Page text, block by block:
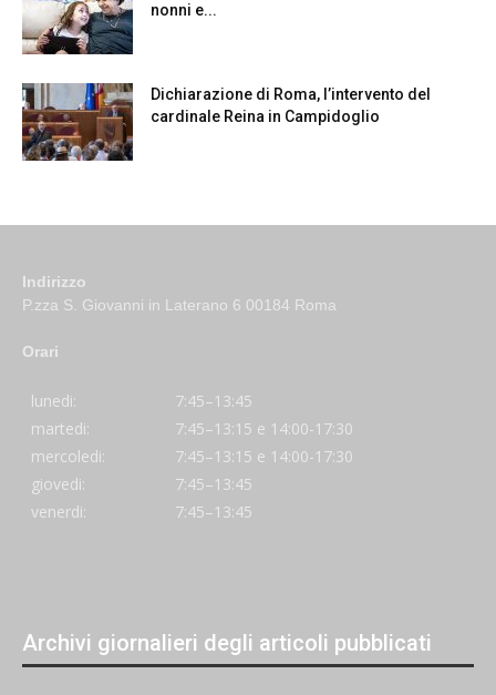
nonni e...
Dichiarazione di Roma, l’intervento del
cardinale Reina in Campidoglio
Indirizzo
P.zza S. Giovanni in Laterano 6 00184 Roma
Orari
lunedi:
7:45–13:45
martedi:
7:45–13:15 e 14:00-17:30
mercoledi:
7:45–13:15 e 14:00-17:30
giovedi:
7:45–13:45
venerdi:
7:45–13:45
Archivi giornalieri degli articoli pubblicati